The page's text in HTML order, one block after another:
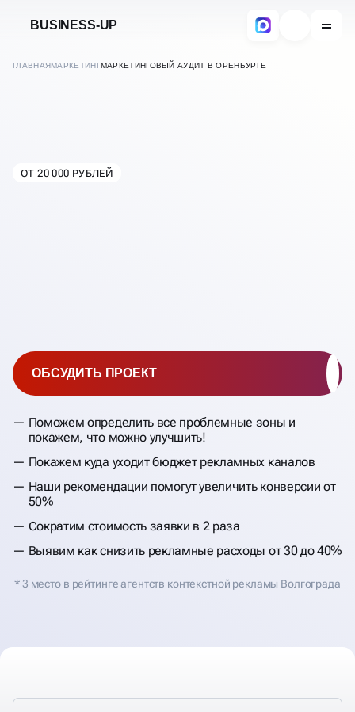
BUSINESS-UP
ГЛАВНАЯМАРКЕТИНГМАРКЕТИНГОВЫЙ АУДИТ В ОРЕНБУРГЕ
МАРКЕТИНГОВЫЙ АУДИТ
ОТ 20 000 РУБЛЕЙ
Поможем определить все проблемные зоны и
покажем, что можно улучшить!
Покажем куда уходит бюджет рекламных каналов
Наши рекомендации помогут увеличить конверсии от
50%
Сократим стоимость заявки в 2 раза
Выявим как снизить рекламные расходы от 30 до 40%
ОБСУДИТЬ ПРОЕКТ
* 3 место в рейтинге агентств контекстной рекламы Волгограда